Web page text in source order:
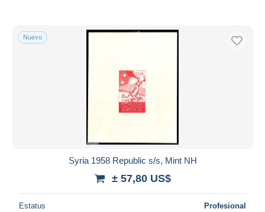
Nuevo
Syria 1958 Republic s/s, Mint NH
± 57,80 US$
Estatus Profesional